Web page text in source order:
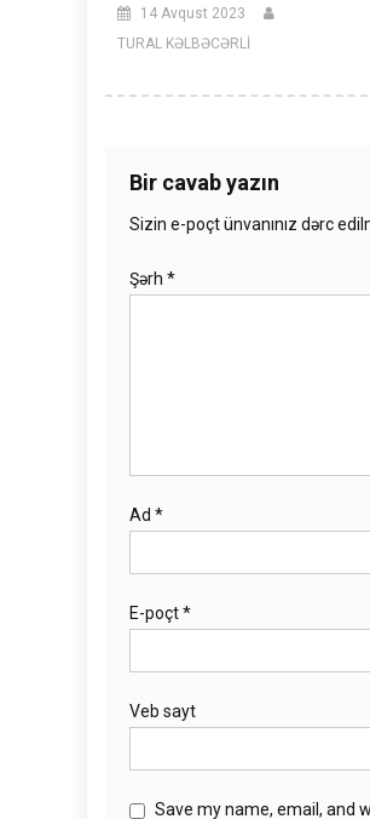
14 Avqust 2023
TURAL KƏLBƏCƏRLİ
Bir cavab yazın
Sizin e-poçt ünvanınız dərc
Şərh *
Ad *
E-poçt*
Veb sayt
Save my name, email, and